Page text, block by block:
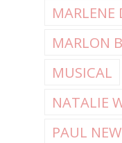
MARLENE
MARLON
MUSICAL
NATALIE
PAUL